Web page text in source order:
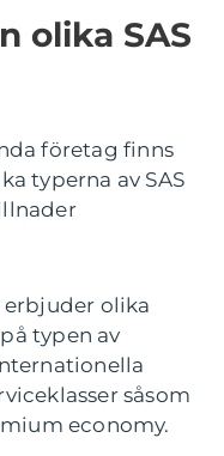
olika SAS
företag finns
typerna av SAS
erbjuder olika
typen av
såsom
economy.